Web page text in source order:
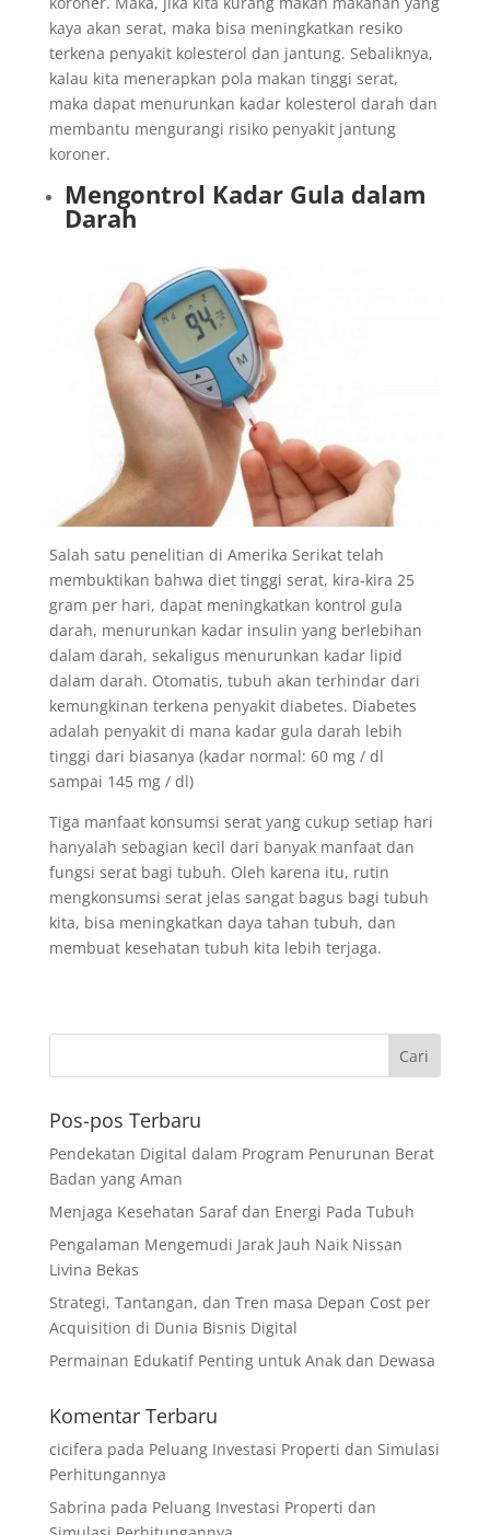
kaya akan serat, maka bisa meningkatkan resiko
terkena penyakit kolesterol dan jantung. Sebaliknya,
kalau kita menerapkan pola makan tinggi serat,
maka dapat menurunkan kadar kolesterol darah dan
membantu mengurangi risiko penyakit jantung
koroner.
Mengontrol Kadar Gula dalam
Darah
Salah satu penelitian di Amerika Serikat telah
membuktikan bahwa diet tinggi serat, kira-kira 25
gram per hari, dapat meningkatkan kontrol gula
darah, menurunkan kadar insulin yang berlebihan
dalam darah, sekaligus menurunkan kadar lipid
dalam darah. Otomatis, tubuh akan terhindar dari
kemungkinan terkena penyakit diabetes. Diabetes
adalah penyakit di mana kadar gula darah lebih
tinggi dari biasanya (kadar normal: 60 mg / dl
sampai 145 mg / dl)
Tiga manfaat konsumsi serat yang cukup setiap hari
hanyalah sebagian kecil dari banyak manfaat dan
fungsi serat bagi tubuh. Oleh karena itu, rutin
mengkonsumsi serat jelas sangat bagus bagi tubuh
kita, bisa meningkatkan daya tahan tubuh, dan
membuat kesehatan tubuh kita lebih terjaga.
Pos-pos Terbaru
Pendekatan Digital dalam Program Penurunan Berat
Badan yang Aman
Menjaga Kesehatan Saraf dan Energi Pada Tubuh
Pengalaman Mengemudi Jarak Jauh Naik Nissan
Livina Bekas
Strategi, Tantangan, dan Tren masa Depan Cost per
Acquisition di Dunia Bisnis Digital
Permainan Edukatif Penting untuk Anak dan Dewasa
Komentar Terbaru
cicifera pada Peluang Investasi Properti dan Simulasi
Perhitungannya
Sabrina pada Peluang Investasi Properti dan